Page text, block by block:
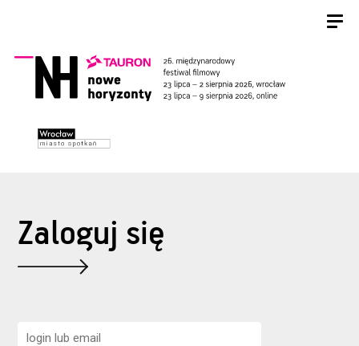
Zaloguj się